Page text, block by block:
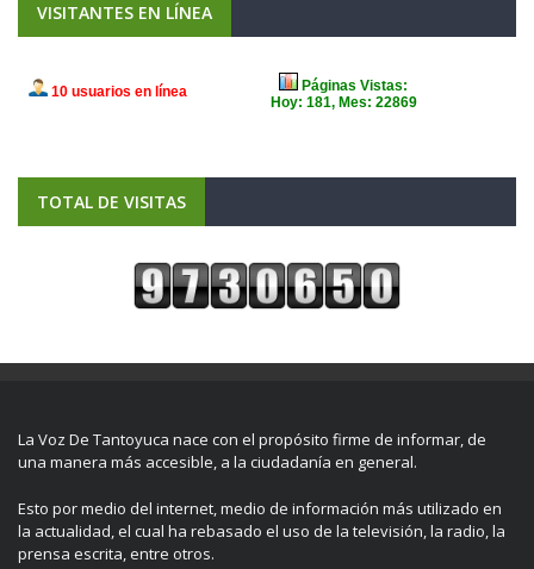
VISITANTES EN LÍNEA
TOTAL DE VISITAS
La Voz De Tantoyuca nace con el propósito firme de informar, de
una manera más accesible, a la ciudadanía en general.
Esto por medio del internet, medio de información más utilizado en
la actualidad, el cual ha rebasado el uso de la televisión, la radio, la
prensa escrita, entre otros.